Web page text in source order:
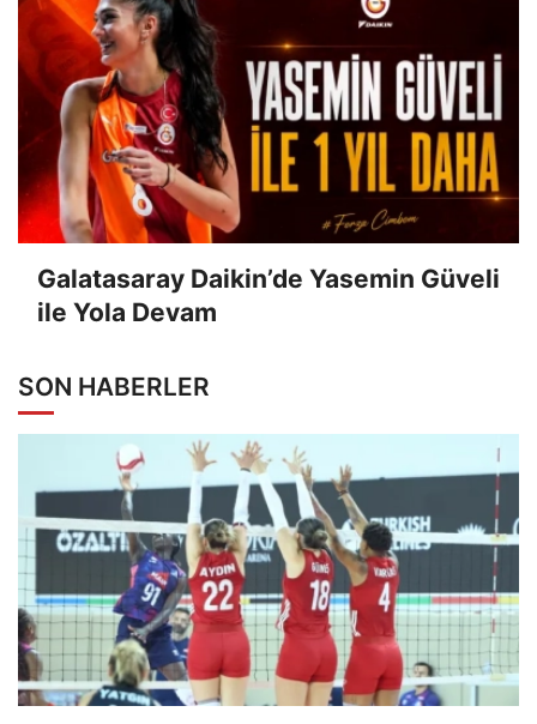
Galatasaray Daikin’de Yasemin Güveli
ile Yola Devam
SON HABERLER